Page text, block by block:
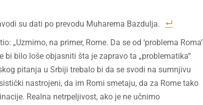
su dati po prevodu Muharema Bazdulja.
„Uzmimo, na primer, Rome. Da se od ‘problema Roma’
bilo loše objasniti šta je zapravo ta „problematika“
pitanja u Srbiji trebalo bi da se svodi na sumnjivu
nastrojeni, da im Romi smetaju, da za Rome tako
Realna netrpeljivost, ako je ne učnimo